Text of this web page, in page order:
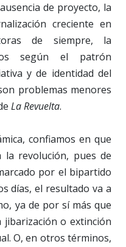
de proyecto, la
creciente en
de siempre, la
según el patrón
y de identidad del
problemas menores
La Revuelta.
confiamos en que
la revolución, pues de
por el bipartido
días, el resultado va a
ya de por sí más que
jibarización o extinción
O, en otros términos,